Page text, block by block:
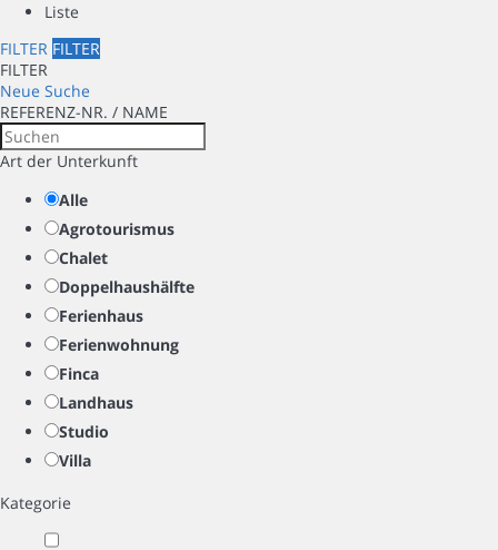
Liste
FILTER FILTER
FILTER
Neue Suche
REFERENZ-NR. / NAME
Art der Unterkunft
Alle
Agrotourismus
Chalet
Doppelhaushälfte
Ferienhaus
Ferienwohnung
Finca
Landhaus
Studio
Villa
Kategorie